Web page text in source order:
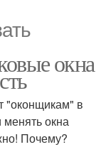
окна
"оконщикам" в
окна
Почему?